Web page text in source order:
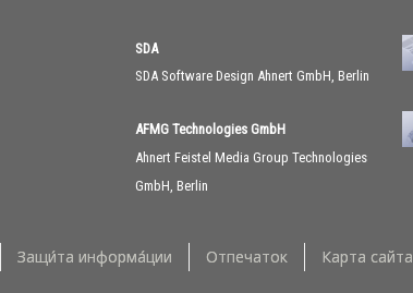
SDA
SDA Software Design Ahnert GmbH, Berlin
AFMG Technologies GmbH
Ahnert Feistel Media Group Technologies
GmbH, Berlin
Защи́та информа́ции Отпечаток Карта сайта